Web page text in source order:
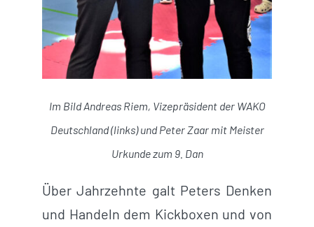
Im Bild Andreas Riem, Vizepräsident der WAKO
Deutschland (links) und Peter Zaar mit Meister
Urkunde zum 9. Dan
Über Jahrzehnte galt Peters Denken
und Handeln dem Kickboxen und von